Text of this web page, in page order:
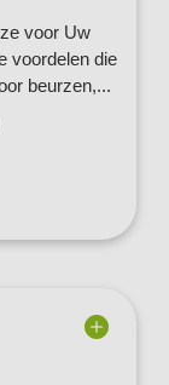
voor Uw
voordelen die
beurzen,...